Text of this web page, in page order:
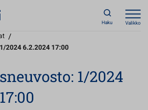
Haku Valikko
/
2024 6.2.2024 17:00
1/2024